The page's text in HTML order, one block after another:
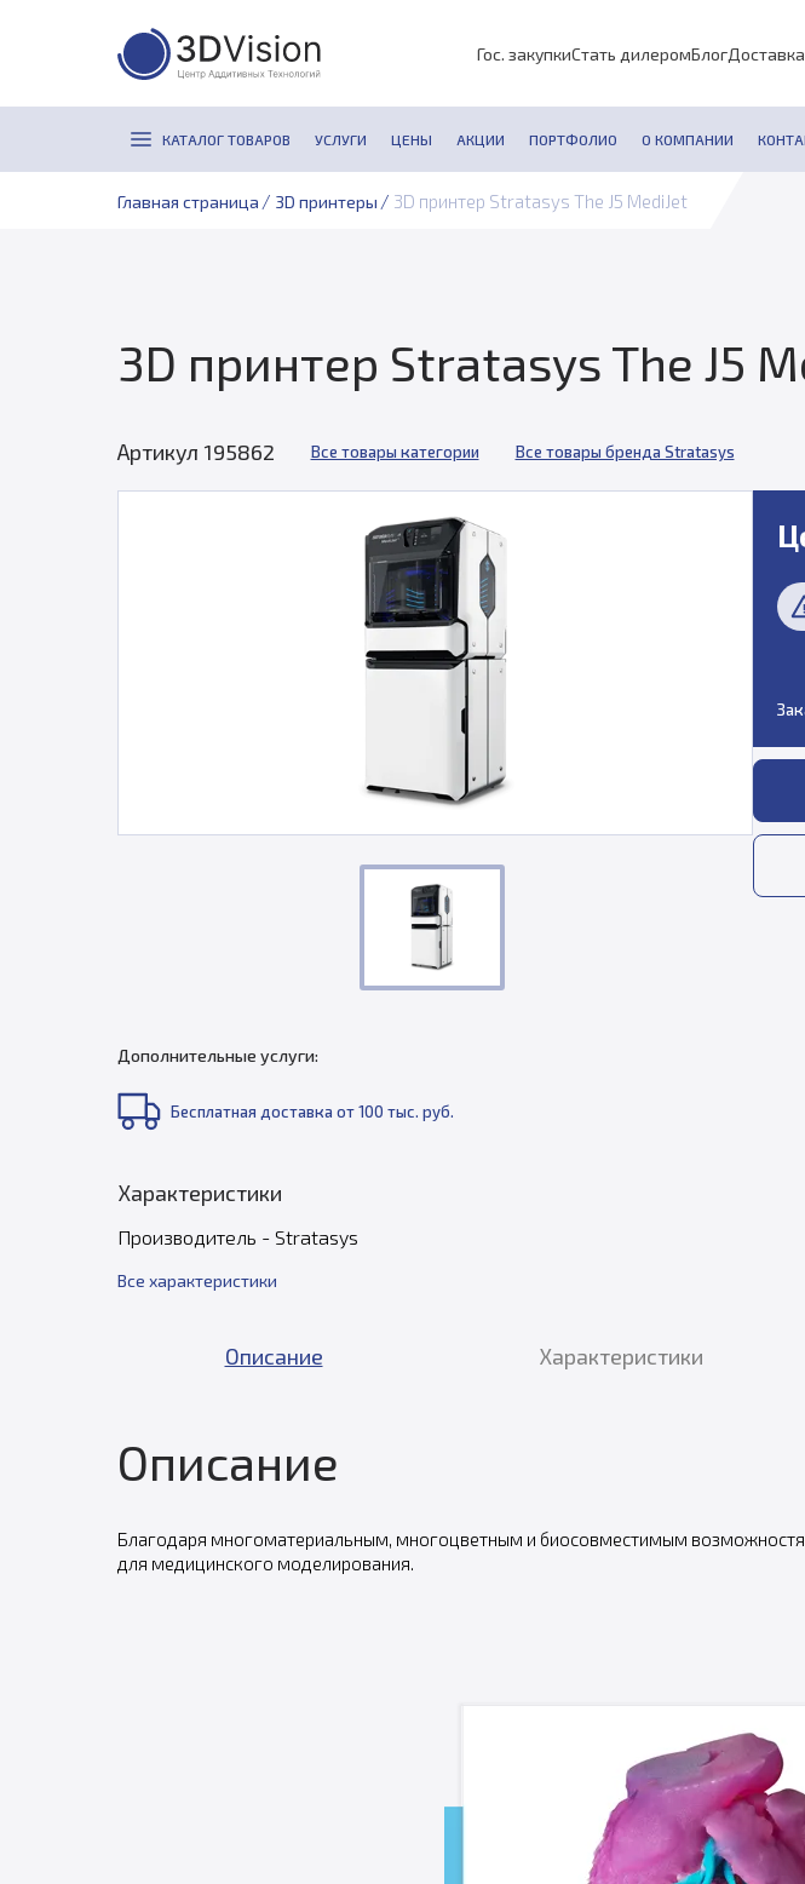
Гос. закупкиСтать дилеромБлогДоставка
КАТАЛОГ ТОВАРОВ УСЛУГИ ЦЕНЫ АКЦИИ ПОРТФОЛИО О КОМПАНИИ
Главная страница / 3D принтеры / 3D принтер Stratasys The J5 MediJet
3D принтер Stratasys The J5
Артикул 195862 Все товары категории Все товары бренда Stratasys
Дополнительные услуги:
Бесплатная доставка от 100 тыс. руб.
Характеристики
Производитель - Stratasys
Все характеристики
Описание Характеристики
Описание
Благодаря многоматериальным, многоцветным и биосовместимым
для медицинского моделирования.